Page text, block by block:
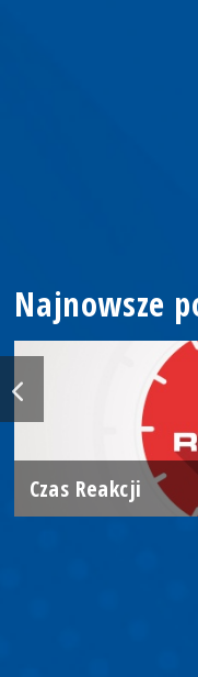
Najnowsze
Czas Reakcji